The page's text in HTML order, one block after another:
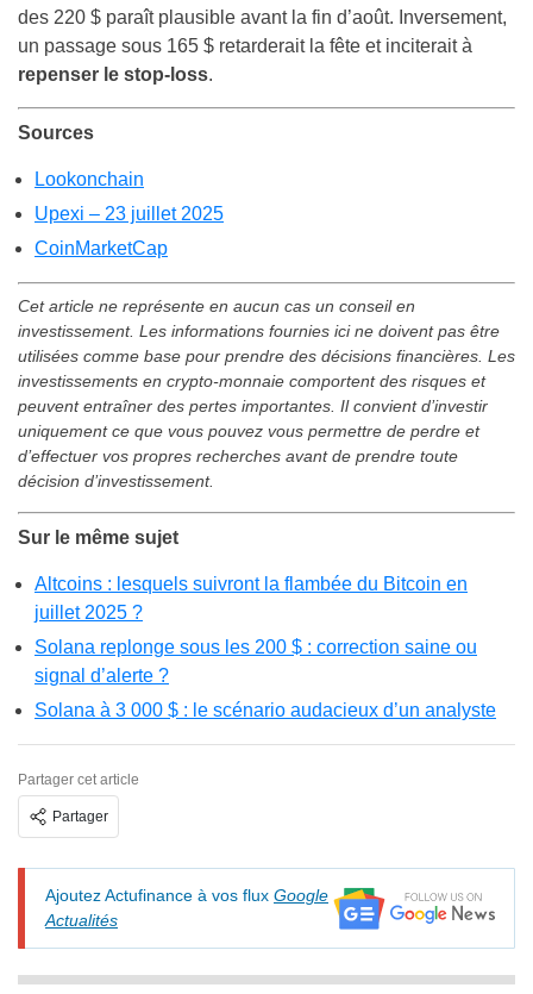
des 220 $ paraît plausible avant la fin d’août. Inversement,
un passage sous 165 $ retarderait la fête et inciterait à
repenser le stop-loss.
Sources
Lookonchain
Upexi – 23 juillet 2025
CoinMarketCap
Cet article ne représente en aucun cas un conseil en
investissement. Les informations fournies ici ne doivent pas être
utilisées comme base pour prendre des décisions financières. Les
investissements en crypto-monnaie comportent des risques et
peuvent entraîner des pertes importantes. Il convient d’investir
uniquement ce que vous pouvez vous permettre de perdre et
d’effectuer vos propres recherches avant de prendre toute
décision d’investissement.
Sur le même sujet
Altcoins : lesquels suivront la flambée du Bitcoin en
juillet 2025 ?
Solana replonge sous les 200 $ : correction saine ou
signal d’alerte ?
Solana à 3 000 $ : le scénario audacieux d’un analyste
Partager cet article
Partager
Ajoutez Actufinance à vos flux Google
Actualités